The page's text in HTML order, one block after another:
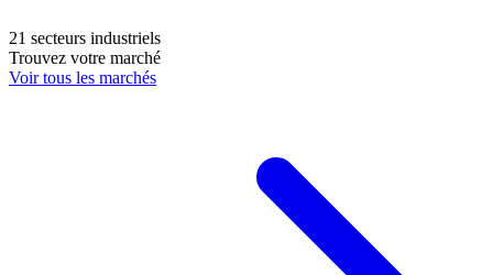
21 secteurs industriels
Trouvez votre marché
Voir tous les marchés